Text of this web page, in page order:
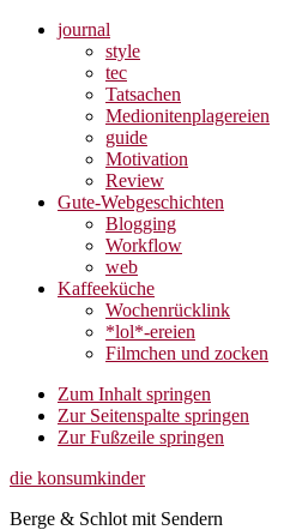
journal
style
tec
Tatsachen
Medionitenplagereien
guide
Motivation
Review
Gute-Webgeschichten
Blogging
Workflow
web
Kaffeeküche
Wochenrücklink
*lol*-ereien
Filmchen und zocken
Zum Inhalt springen
Zur Seitenspalte springen
Zur Fußzeile springen
die konsumkinder
Berge & Schlot mit Sendern